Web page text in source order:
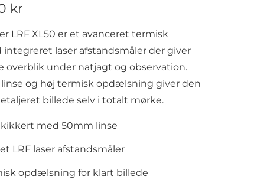
kr
LRF XL50 er et avanceret termisk
laser afstandsmåler der giver
overblik under natjagt og observation.
og høj termisk opdælsning giver den
billede selv i totalt mørke.
kikkert med 50mm linse
LRF laser afstandsmåler
opdælsning for klart billede